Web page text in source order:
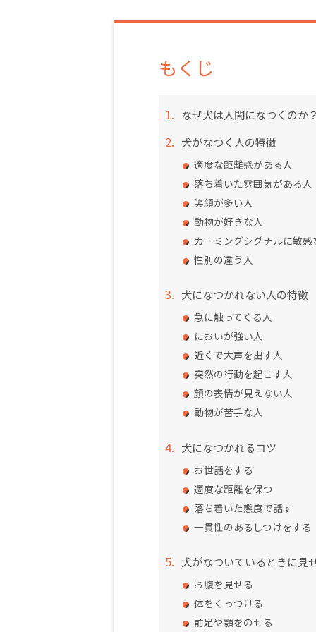
もくじ
なぜ犬は人間になつくのか？
犬がなつく人の特徴
適度な距離感がある人
落ち着いた雰囲気がある人
笑顔が多い人
動物が好きな人
カーミングシグナルに敏感
性別の違う人
犬になつかれない人の特徴
急に触ってくる人
においが強い人
近くで大声を出す人
突然の行動を起こす人
顔の表情が見えない人
動物が苦手な人
犬になつかれるコツ
お世話をする
適度な距離を保つ
落ち着いた態度で話す
一貫性のあるしつけをする
犬がなついているときに見
お腹を見せる
体をくっつける
前足や顎をのせる